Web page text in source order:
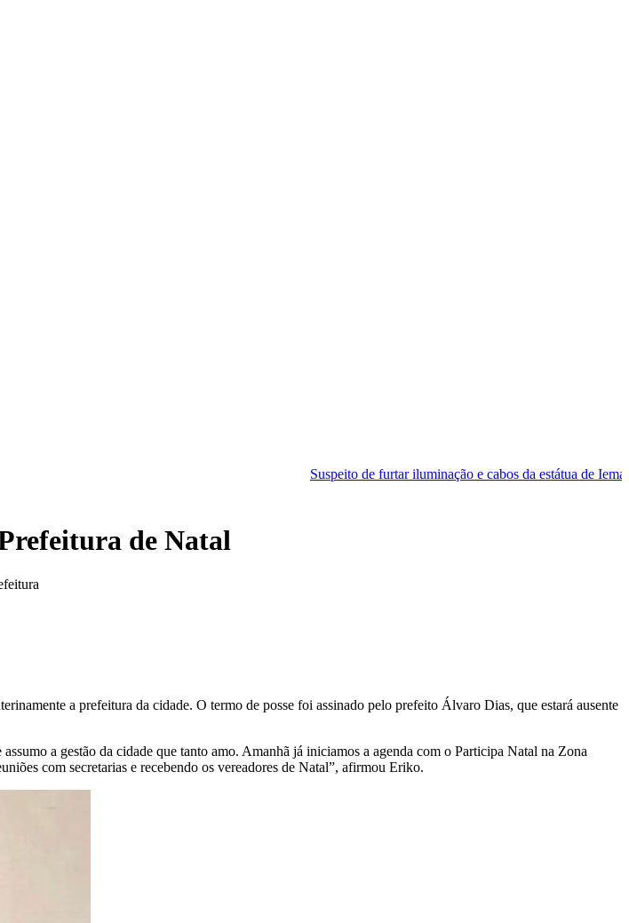
Suspeito de furtar iluminação e cabos da estátua de Iemanjá é preso em
de Natal
a prefeitura da cidade. O termo de posse foi assinado pelo prefeito Álvaro Dias, que estará ausente
a gestão da cidade que tanto amo. Amanhã já iniciamos a agenda com o Participa Natal na Zona
com secretarias e recebendo os vereadores de Natal”, afirmou Eriko.